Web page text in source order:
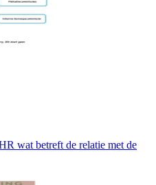
wat betreft de relatie met de